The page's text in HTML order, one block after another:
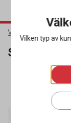
Varumärken
Stabilo
Vilken typ av